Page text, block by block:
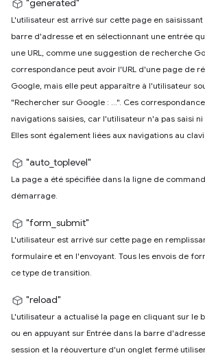
"generated"
L'utilisateur est arrivé sur cette page en
barre d'adresse et en sélectionnant une entrée
une URL, comme une suggestion de recherche
correspondance peut avoir l'URL d'une page de
Google, mais elle peut apparaître à l'utilisateur
"Rechercher sur Google : …". Ces
navigations saisies, car l'utilisateur n'a pas saisi ni
Elles sont également liées aux navigations au
"auto_toplevel"
La page a été spécifiée dans la ligne de
démarrage.
"form_submit"
L'utilisateur est arrivé sur cette page en
formulaire et en l'envoyant. Tous les envois de
ce type de transition.
"reload"
L'utilisateur a actualisé la page en cliquant sur le
ou en appuyant sur Entrée dans la barre
session et la réouverture d'un onglet fermé